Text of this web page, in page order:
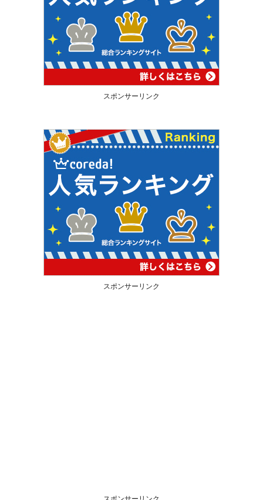
スポンサーリンク
スポンサーリンク